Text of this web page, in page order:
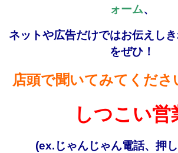
ォーム、
ネットや広告だけではお伝えし
をぜひ！
店頭で聞いてみてくだ
しつこい営
(ex.じゃんじゃん電話、押